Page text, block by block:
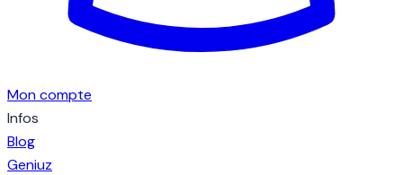
Mon compte
Infos
Blog
Geniuz